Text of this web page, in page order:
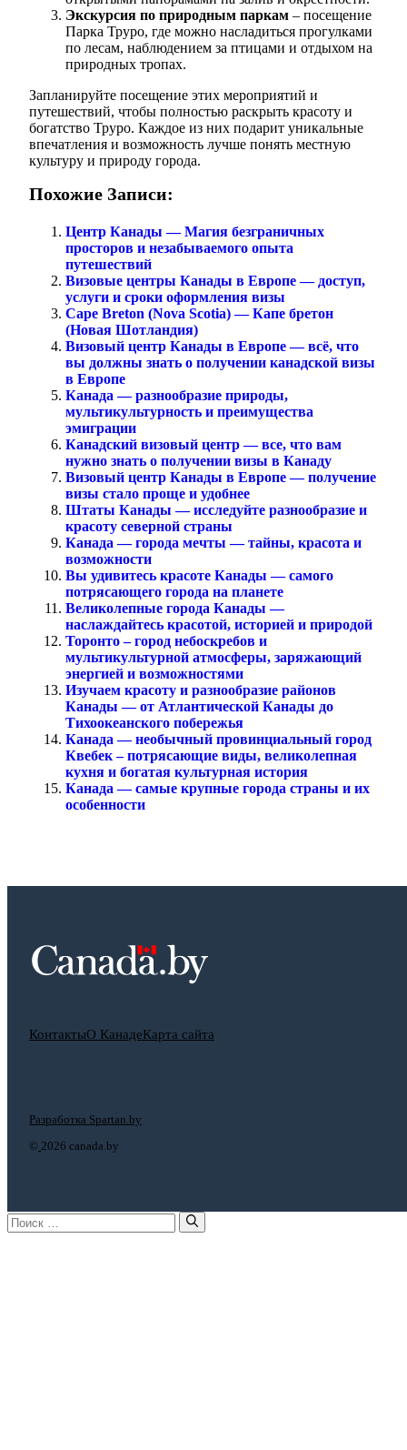
Экскурсия по природным паркам – посещение
Парка Труро, где можно насладиться прогулками
по лесам, наблюдением за птицами и отдыхом на
природных тропах.
Запланируйте посещение этих мероприятий и
путешествий, чтобы полностью раскрыть красоту и
богатство Труро. Каждое из них подарит уникальные
впечатления и возможность лучше понять местную
культуру и природу города.
Похожие Записи:
Центр Канады — Магия безграничных
просторов и незабываемого опыта
путешествий
Визовые центры Канады в Европе — доступ,
услуги и сроки оформления визы
Cape Breton (Nova Scotia) — Капе бретон
(Новая Шотландия)
Визовый центр Канады в Европе — всё, что
вы должны знать о получении канадской визы
в Европе
Канада — разнообразие природы,
мультикультурность и преимущества
эмиграции
Канадский визовый центр — все, что вам
нужно знать о получении визы в Канаду
Визовый центр Канады в Европе — получение
визы стало проще и удобнее
Штаты Канады — исследуйте разнообразие и
красоту северной страны
Канада — города мечты — тайны, красота и
возможности
Вы удивитесь красоте Канады — самого
потрясающего города на планете
Великолепные города Канады —
наслаждайтесь красотой, историей и природой
Торонто – город небоскребов и
мультикультурной атмосферы, заряжающий
энергией и возможностями
Изучаем красоту и разнообразие районов
Канады — от Атлантической Канады до
Тихоокеанского побережья
Канада — необычный провинциальный город
Квебек – потрясающие виды, великолепная
кухня и богатая культурная история
Канада — самые крупные города страны и их
особенности
КонтактыО КанадеКарта сайта
© 2026 canada.by
Разработка Spartan.by
Поиск: